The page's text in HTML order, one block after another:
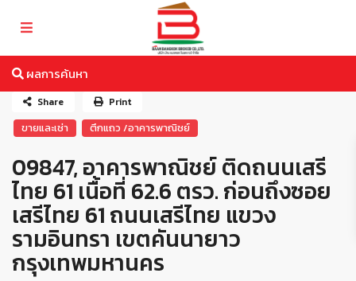
ผลการค้นหา
ขายและเช่า ตึกแถว /อาคารพาณิชย์
09847, อาคารพาณิชย์ ติดถนนเสรี
ไทย 61 เนื้อที่ 62.6 ตรว. ก่อนถึงซอย
เสรีไทย 61 ถนนเสรีไทย แขวง
รามอินทรา เขตคันนายาว
กรุงเทพมหานคร
Share Print